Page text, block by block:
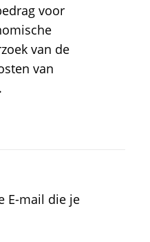
voor
van de
van
E-mail die je